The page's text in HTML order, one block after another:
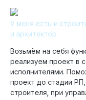
У меня есть и
и архитектор
Возьмём на себя
реализуем проект в
исполнителями.
проект до стадии
строителя, при